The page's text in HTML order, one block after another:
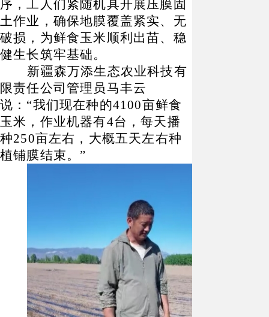
序，工人们紧随机具开展压膜固
土作业，确保地膜覆盖紧实、无
破损，为鲜食玉米顺利出苗、稳
健生长筑牢基础。
新疆森万添生态农业科技有
限责任公司管理员马丰云
说： “我们现在种的4100亩鲜食
玉米，作业机器有4台，每天播
种250亩左右，大概五天左右种
植铺膜结束。”